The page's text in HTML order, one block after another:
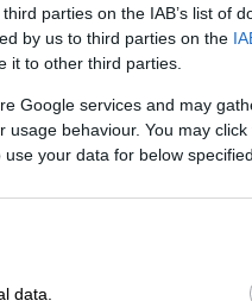
parties on the IAB’s list of
by us to third parties on the
it to other third parties.
Google services and may
behaviour. You may
your data for below
data.
και Μάργκοτ
συζητήσεις
φέρονται να
μεγάλη οθόνη